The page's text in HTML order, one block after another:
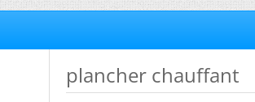
plancher chauffant